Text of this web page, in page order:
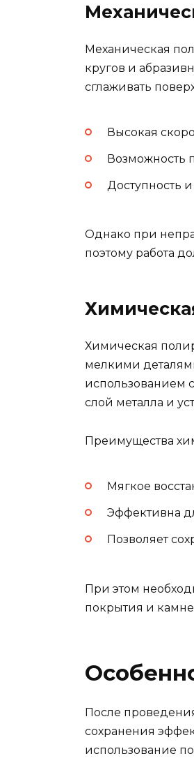
Механическая
кругов и
сглаживать
Высокая
Возможность
Доступность
Однако при
поэтому работа
Химическая
мелкими
использованием
слой металла и
Преимущества
Мягкое
Эффективна
Позволяет
При этом
покрытия и
После
сохранения
использование